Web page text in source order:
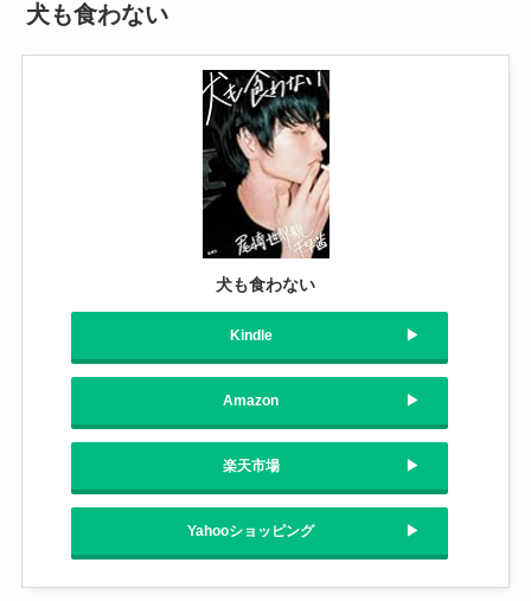
犬も食わない
犬も食わない
Kindle
Amazon
楽天市場
Yahooショッピング